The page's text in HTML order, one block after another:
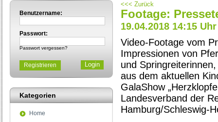
Benutzername:
Passwort:
Passwort vergessen?
Registrieren
Kategorien
Home
<<< Zurück
Footage:
19.04.2018 14:15 Uhr
Video-Footage vom
Impressionen von
und
aus dem aktuellen
GalaShow
Landesverband der
Hamburg/Schleswig-